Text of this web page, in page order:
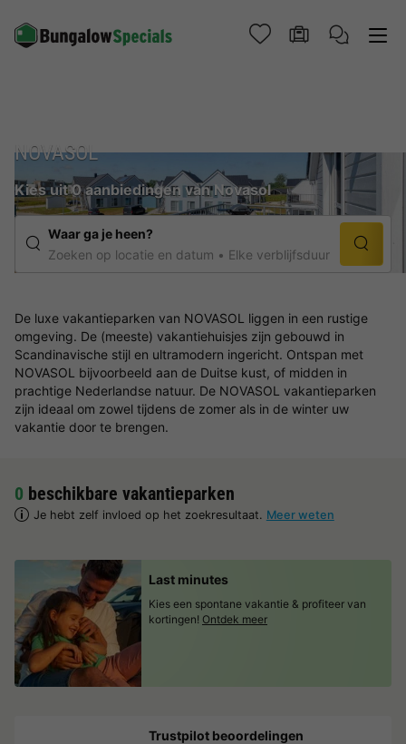
NOVASOL
Kies uit 0 aanbiedingen van Novasol
Waar ga je heen?
Zoeken op locatie en datum
Elke verblijfsduur
De luxe vakantieparken van NOVASOL liggen in een rustige
omgeving. De (meeste) vakantiehuisjes zijn gebouwd in
Scandinavische stijl en ultramodern ingericht. Ontspan met
NOVASOL bijvoorbeeld aan de Duitse kust, of midden in
prachtige Nederlandse natuur. De NOVASOL vakantieparken
zijn ideaal om zowel tijdens de zomer als in de winter uw
vakantie door te brengen.
0 beschikbare vakantieparken
Je hebt zelf invloed op het zoekresultaat. Meer weten
Last minutes
Kies een spontane vakantie & profiteer van
kortingen! Ontdek meer
Trustpilot beoordelingen